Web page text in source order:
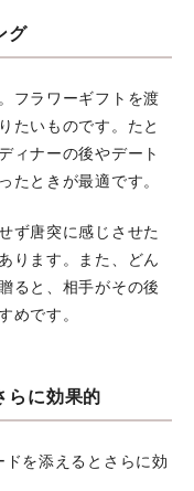
グ
フラワーギフトを渡
たいものです。たと
ィナーの後やデート
たときが最適です。
ず唐突に感じさせた
ります。また、どん
ると、相手がその後
めです。
らに効果的
を添えるとさらに効